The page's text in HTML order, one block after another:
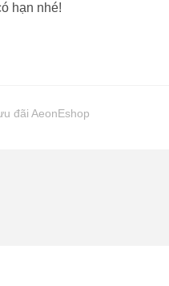
hạn nhé!
đãi AeonEshop